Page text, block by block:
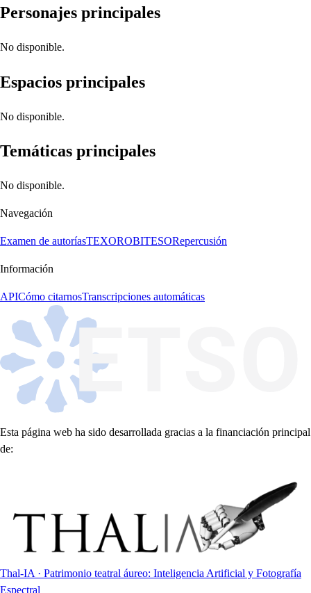
Personajes principales
No disponible.
Espacios principales
No disponible.
Temáticas principales
No disponible.
Navegación
Examen de autoríasTEXOROBITESORepercusión
Información
APICómo citarnosTranscripciones automáticas
Esta página web ha sido desarrollada gracias a la financiación principal
de:
Thal-IA · Patrimonio teatral áureo: Inteligencia Artificial y Fotografía
Espectral